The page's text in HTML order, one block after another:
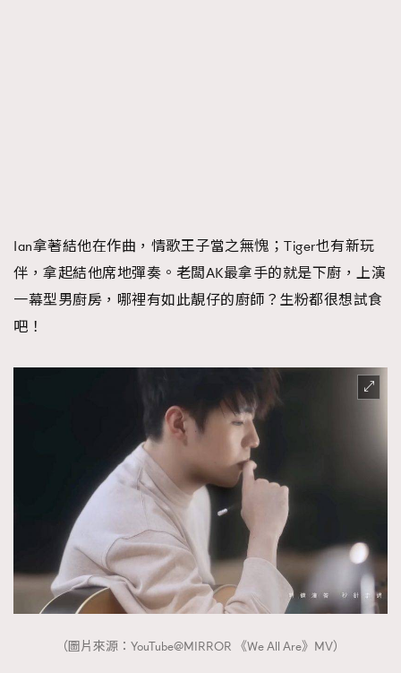
Ian拿著結他在作曲，情歌王子當之無愧；Tiger也有新玩
伴，拿起結他席地彈奏。老闆AK最拿手的就是下廚，上演
一幕型男廚房，哪裡有如此靚仔的廚師？生粉都很想試食
吧！
（圖片來源：YouTube@MIRROR 《We All Are》MV）